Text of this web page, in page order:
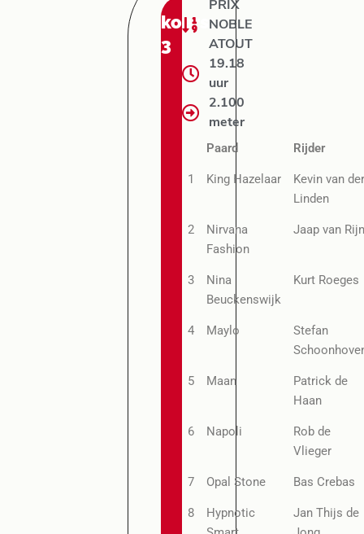
koers:
3
PRIX
NOBLE
ATOUT
19.18
uur
2.100
meter
Paard Rijder
1 King Hazelaar
Kevin van
Linden
2
Nirvana
Fashion
Jaap van
3
Nina
Beuckenswijk
Kurt Roeges
4 Maylo
Stefan
5 Maan
Patrick de
Haan
6 Napoli
Rob de
Vlieger
7 Opal Stone Bas Crebas
8
Hypnotic
Jan Thijs de